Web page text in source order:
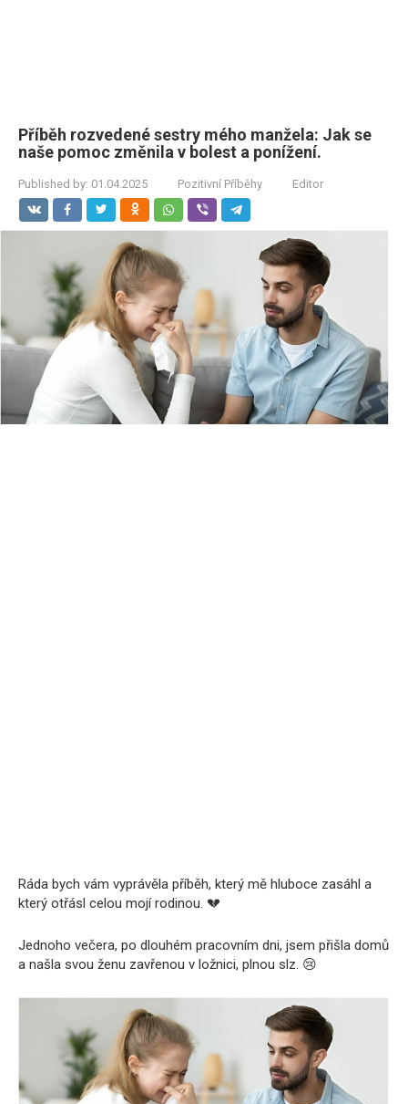
Příběh rozvedené sestry mého manžela: Jak se
naše pomoc změnila v bolest a ponížení.
Published by: 01.04.2025 Pozitivní Příběhy Editor
Ráda bych vám vyprávěla příběh, který mě hluboce zasáhl a
který otřásl celou mojí rodinou. 💔
Jednoho večera, po dlouhém pracovním dni, jsem přišla domů
a našla svou ženu zavřenou v ložnici, plnou slz. 😢